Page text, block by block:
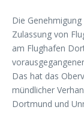
Die
Zulassung von
am Flughafen
Das hat das
mündlicher
Dortmund und